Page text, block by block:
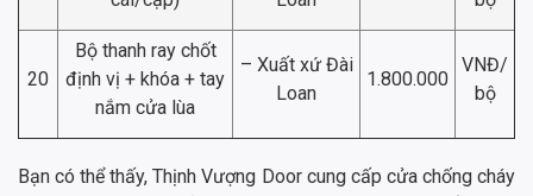
20
Bộ thanh ray chốt
định vị + khóa + tay
nắm cửa lùa
– Xuất xứ Đài
Loan
1.800.000
VNĐ/
bộ
Bạn có thể thấy, Thịnh Vượng Door cung cấp cửa chống cháy